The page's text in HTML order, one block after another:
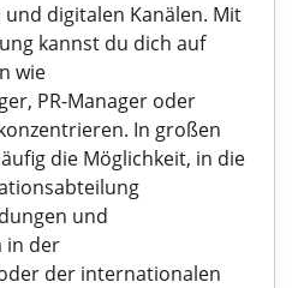
digitalen Kanälen. Mit
kannst du dich auf
wie
PR-Manager oder
In großen
die Möglichkeit, in die
und
in der
der internationalen